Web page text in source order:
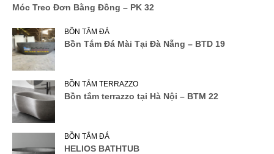
Móc Treo Đơn Bằng Đồng – PK 32
BỒN TẮM ĐÁ
Bồn Tắm Đá Mài Tại Đà Nẵng – BTD 19
BỒN TẮM TERRAZZO
Bồn tắm terrazzo tại Hà Nội – BTM 22
BỒN TẮM ĐÁ
HELIOS BATHTUB